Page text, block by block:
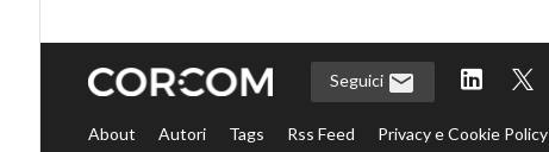
Seguici
About Autori Tags Rss Feed Privacy e Cookie Policy